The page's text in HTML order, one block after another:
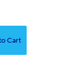
Cart